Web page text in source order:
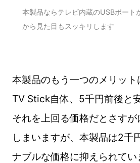
本製品ならテレビ内蔵のUSBポート
から見た目もスッキリします
本製品のもう一つのメリッ
TV Stick自体、5千円前後と
それを上回る価格だとさす
しまいますが、本製品は2千
ナブルな価格に抑えられて